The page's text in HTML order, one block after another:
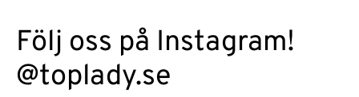
Följ oss på Instagram!
@toplady.se